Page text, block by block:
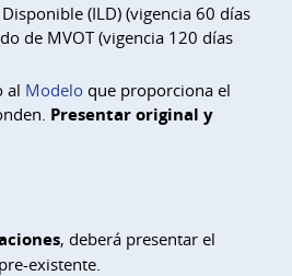
(ILD) (vigencia 60 días
de MVOT (vigencia 120 días
al Modeloque proporciona el
Presentar original y
, deberá presentar el
existente.